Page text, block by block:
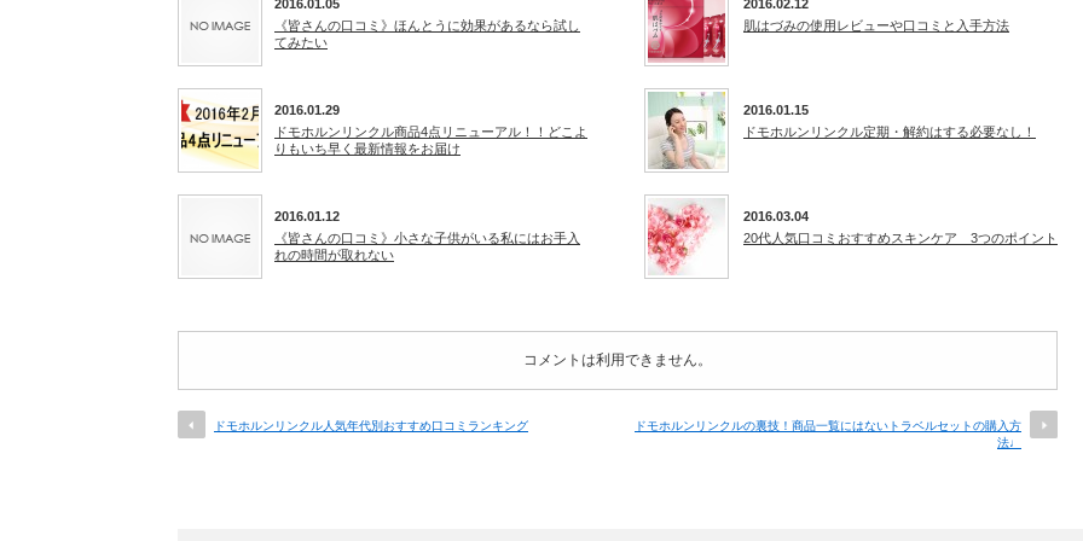
2016.01.05
《皆さんの口コミ》ほんとうに効果があるなら試し
てみたい
2016.02.12
肌はづみの使用レビューや口コミと入手方法
2016.01.29
ドモホルンリンクル商品4点リニューアル！！どこよ
りもいち早く最新情報をお届け
2016.01.15
ドモホルンリンクル定期・解約はする必要なし！
2016.01.12
《皆さんの口コミ》小さな子供がいる私にはお手入
れの時間が取れない
2016.03.04
20代人気口コミおすすめスキンケア 3つのポイント
コメントは利用できません。
ドモホルンリンクル人気年代別おすすめ口コミランキング
ドモホルンリンクルの裏技！商品一覧にはないトラベルセットの購入方
法♩